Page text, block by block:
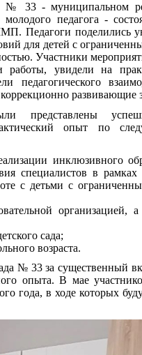
№ 33 - муниципальном
педагога -
Педагоги поделились
для детей с
Участники
работы, увидели на
развивающие
представлены
опыт по
инклюзивного
специалистов в рамках
с детьми с
организацией,
сада;
возраста.
№ 33 за существенный
опыта. В мае
года, в ходе которых